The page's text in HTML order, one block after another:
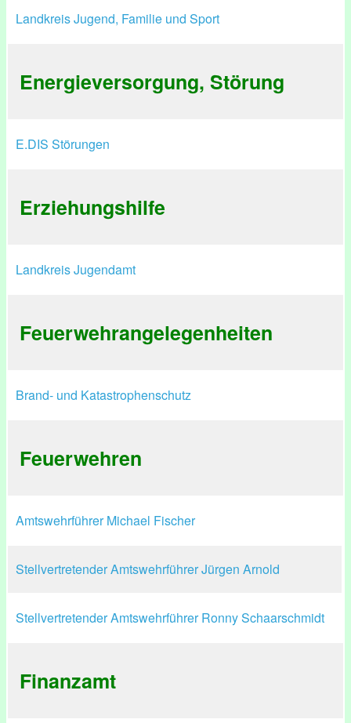
Landkreis Jugend, Familie und Sport
Energieversorgung, Störung
E.DIS Störungen
Erziehungshilfe
Landkreis Jugendamt
Feuerwehrangelegenheiten
Brand- und Katastrophenschutz
Feuerwehren
Amtswehrführer Michael Fischer
Stellvertretender Amtswehrführer Jürgen Arnold
Stellvertretender Amtswehrführer Ronny Schaarschmidt
Finanzamt